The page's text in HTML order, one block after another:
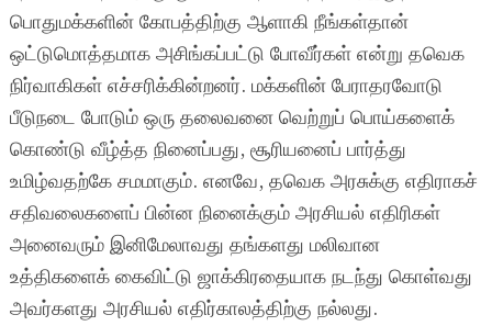
பொதுமக்களின் கோபத்திற்கு ஆளாகி நீங்கள்தான்
ஒட்டுமொத்தமாக அசிங்கப்பட்டு போவீர்கள் என்று தவெக
நிர்வாகிகள் எச்சரிக்கின்றனர். மக்களின் பேராதரவோடு
பீடுநடை போடும் ஒரு தலைவனை வெற்றுப் பொய்களைக்
கொண்டு வீழ்த்த நினைப்பது, சூரியனைப் பார்த்து
உமிழ்வதற்கே சமமாகும். எனவே, தவெக அரசுக்கு எதிராகச்
சதிவலைகளைப் பின்ன நினைக்கும் அரசியல் எதிரிகள்
அனைவரும் இனிமேலாவது தங்களது மலிவான
உத்திகளைக் கைவிட்டு ஜாக்கிரதையாக நடந்து கொள்வது
அவர்களது அரசியல் எதிர்காலத்திற்கு நல்லது.